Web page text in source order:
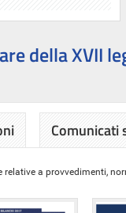
della XVII
Comunicati
a provvedimenti,